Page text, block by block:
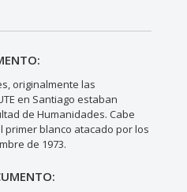
originalmente las
en Santiago estaban
de Humanidades. Cabe
primer blanco atacado por los
de 1973.